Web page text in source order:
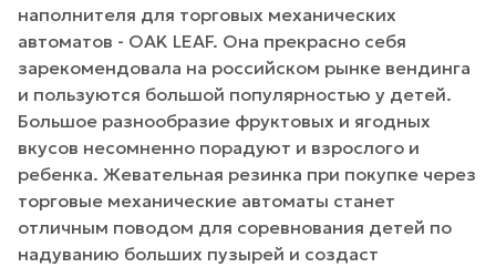
наполнителя для торговых механических
автоматов - OAK LEAF. Она прекрасно себя
зарекомендовала на российском рынке вендинга
и пользуются большой популярностью у детей.
Большое разнообразие фруктовых и ягодных
вкусов несомненно порадуют и взрослого и
ребенка. Жевательная резинка при покупке через
торговые механические автоматы станет
отличным поводом для соревнования детей по
надуванию больших пузырей и создаст